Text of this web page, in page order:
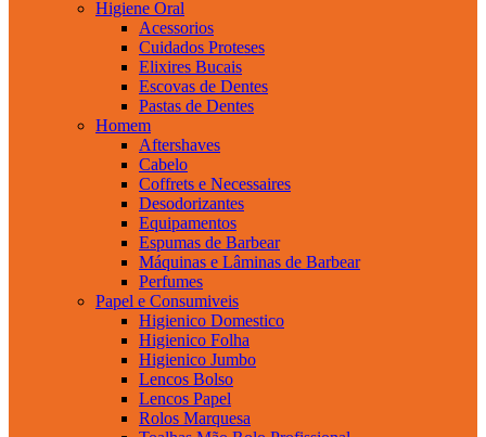
Higiene Oral
Acessorios
Cuidados Proteses
Elixires Bucais
Escovas de Dentes
Pastas de Dentes
Homem
Aftershaves
Cabelo
Coffrets e Necessaires
Desodorizantes
Equipamentos
Espumas de Barbear
Máquinas e Lâminas de Barbear
Perfumes
Papel e Consumiveis
Higienico Domestico
Higienico Folha
Higienico Jumbo
Lencos Bolso
Lencos Papel
Rolos Marquesa